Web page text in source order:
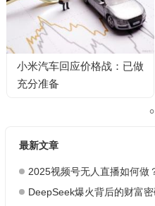
小米汽车回应价格战：已做
充分准备
最新文章
2025视频号无人直播如何做？挂一晚收入
DeepSeek爆火背后的财富密码：2025年